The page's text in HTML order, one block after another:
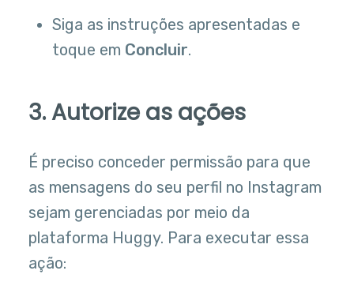
Siga as instruções apresentadas e
toque em Concluir.
3. Autorize as ações
É preciso conceder permissão para que
as mensagens do seu perfil no Instagram
sejam gerenciadas por meio da
plataforma Huggy. Para executar essa
ação: